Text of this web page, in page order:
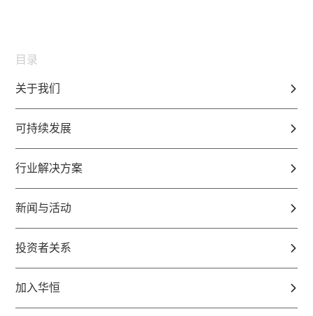
目录
关于我们
可持续发展
行业解决方案
新闻与活动
投资者关系
加入华恒